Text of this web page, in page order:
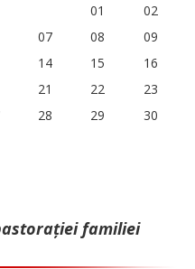
01
02
07 08
09
14 15
16
21 22
23
28 29
30
familiei